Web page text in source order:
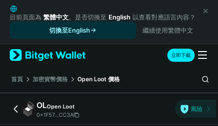
English
日本語
Русский
Español (Latinoamérica)
Türkçe
Italiano
Deutsch
简体中文
繁體中文
目前頁面為 繁體中文。是否切換至 English 以查看對應語言內容？
切換至English
繼續使用繁體中文
立即下載
首頁 加密貨幣價格 Open Loot 價格
OLOpen Loot
0x1F57...CC3A
風險